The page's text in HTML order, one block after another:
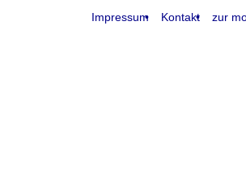
Impressum Kontakt zur